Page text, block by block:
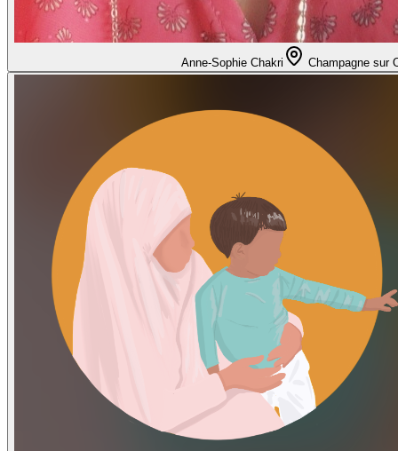
Anne-Sophie Chakri Champagne sur